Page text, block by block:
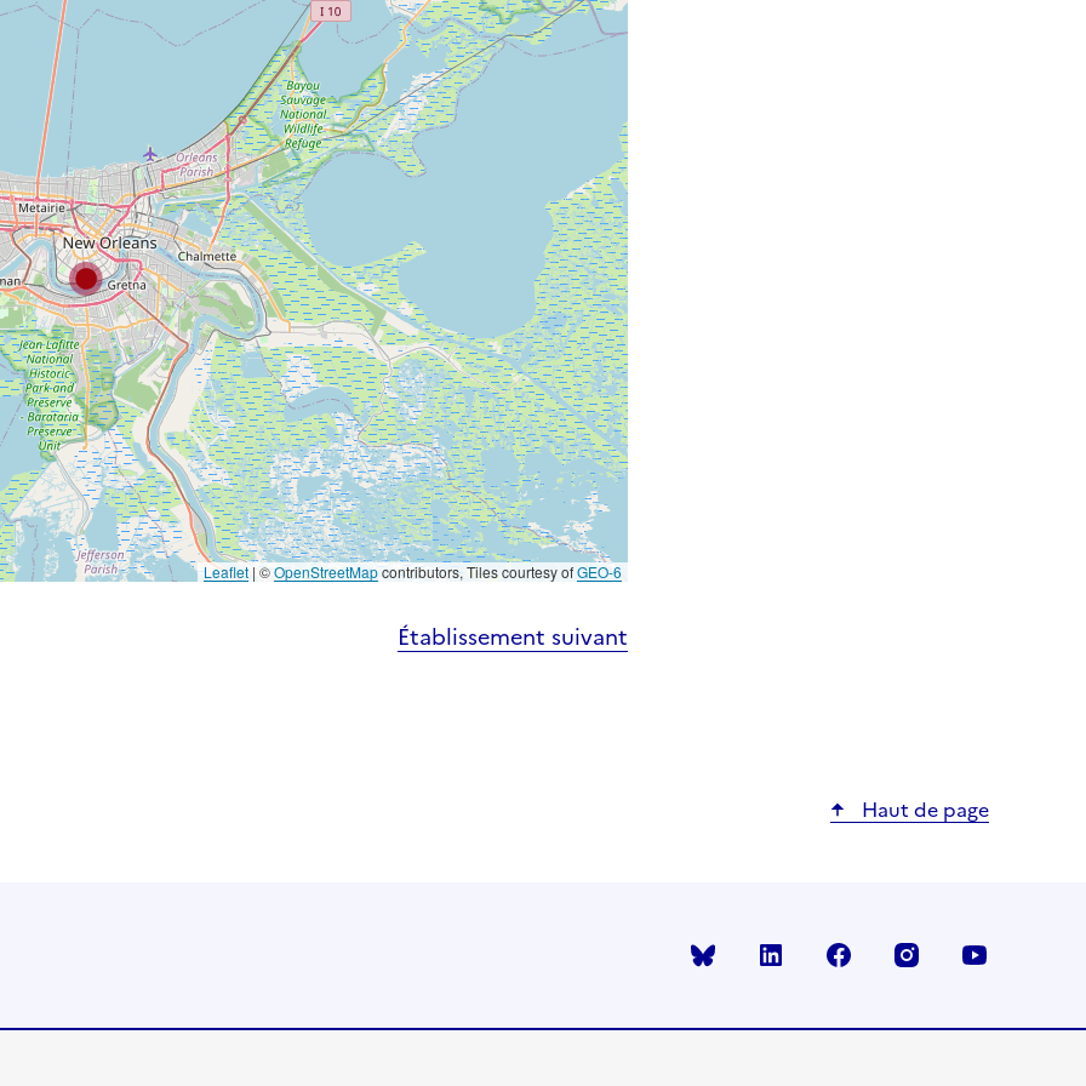
Leaflet | ©OpenStreetMapcontributors, Tiles courtesy ofGEO-6
Établissement suivant
Haut de page
Bluesky linkedin facebook instagram